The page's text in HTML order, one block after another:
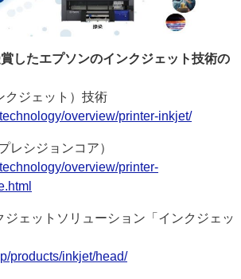
したエプソンのインクジェット技術の
クジェット）技術
overview/printer-inkjet/
レシジョンコア）
overview/printer-
ジェットソリューション「インクジェッ
products/inkjet/head/